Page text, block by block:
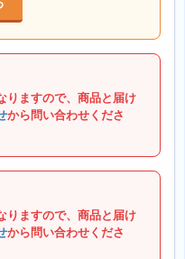
りますので、商品と届け
から問い合わせくださ
りますので、商品と届け
から問い合わせくださ